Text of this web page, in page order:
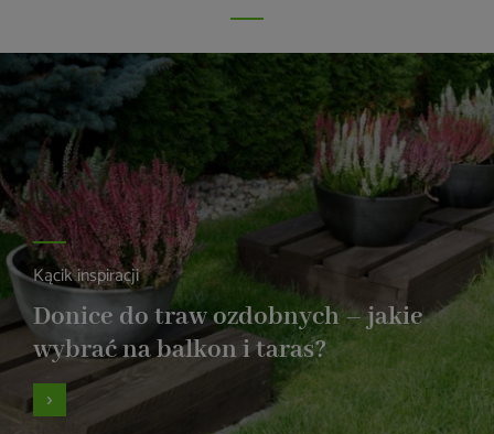
Kącik inspiracji
Donice do traw ozdobnych – jakie
wybrać na balkon i taras?